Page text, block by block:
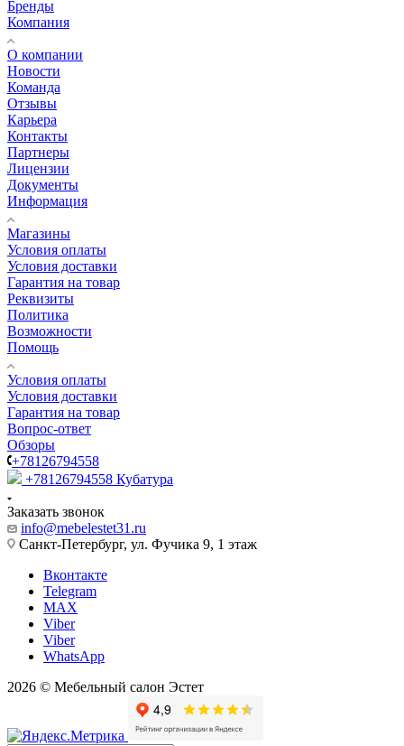
Бренды
Компания
О компании
Новости
Команда
Отзывы
Карьера
Контакты
Партнеры
Лицензии
Документы
Информация
Магазины
Условия оплаты
Условия доставки
Гарантия на товар
Реквизиты
Политика
Возможности
Помощь
Условия оплаты
Условия доставки
Гарантия на товар
Вопрос-ответ
Обзоры
+78126794558
+78126794558 Кубатура
Заказать звонок
info@mebelestet31.ru
Санкт-Петербург, ул. Фучика 9, 1 этаж
Вконтакте
Telegram
MAX
Viber
Viber
WhatsApp
2026 © Мебельный салон Эстет